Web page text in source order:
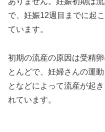
で、妊娠12週目までに起
ています。
初期の流産の原因は受精
とんどで、妊婦さんの運
となどによって流産が起
れています。